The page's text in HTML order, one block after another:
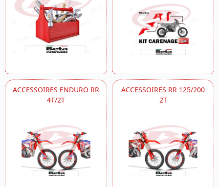
ACCESSOIRES ENDURO RR
4T/2T
ACCESSOIRES RR 125/200
2T